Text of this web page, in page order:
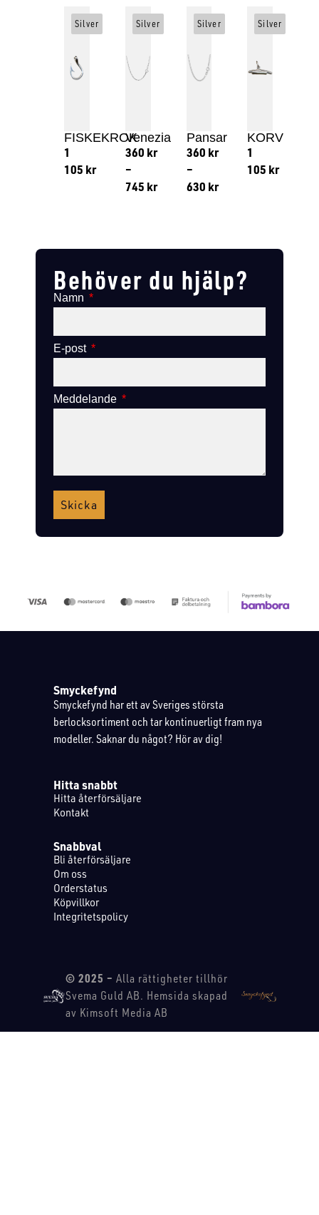
FISKEKROK
1
105 kr
Silver
Venezia
360 kr
–
745 kr
Silver
Pansar
360 kr
–
630 kr
Silver
KORV
1
105 kr
Silver
Behöver du hjälp?
Namn
E-post
Meddelande
Skicka
Smyckefynd
Smyckefynd har ett av Sveriges största
berlocksortiment och tar kontinuerligt fram nya
modeller. Saknar du något? Hör av dig!
Hitta snabbt
Hitta återförsäljare
Kontakt
Snabbval
Bli återförsäljare
Om oss
Orderstatus
Köpvillkor
Integritetspolicy
© 2025 – Alla rättigheter tillhör
Svema Guld AB. Hemsida skapad
av Kimsoft Media AB